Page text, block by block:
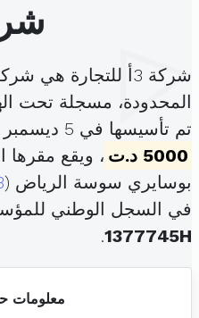
شركة
شركة 3أ للتجارة هي
المحدودة، مسجلة تحت
تم تأسيسها في 5 ديسمبر 2014 برأس مال قدره
5000 د.ت
بوسايري سوسة الرياض (
في السجل الوطني
1377745H
.
معلومات